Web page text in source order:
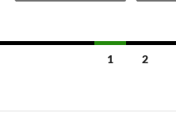
1 2